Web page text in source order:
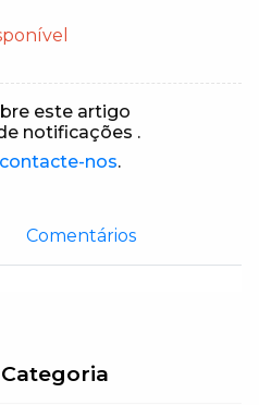
este artigo
notificações .
contacte-nos.
Comentários
Categoria